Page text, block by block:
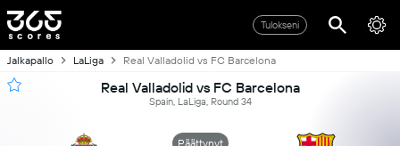
Tulokseni
Jalkapallo LaLiga Real Valladolid vs FC Barcelona
Real Valladolid vs FC Barcelona
Spain, LaLiga, Round 34
Päättynyt